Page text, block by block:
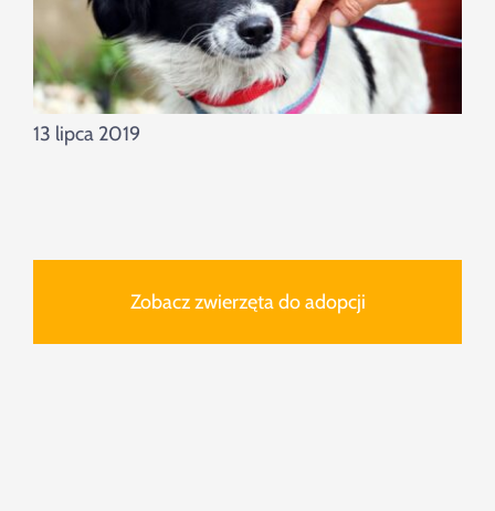
13 lipca 2019
Zobacz zwierzęta do adopcji